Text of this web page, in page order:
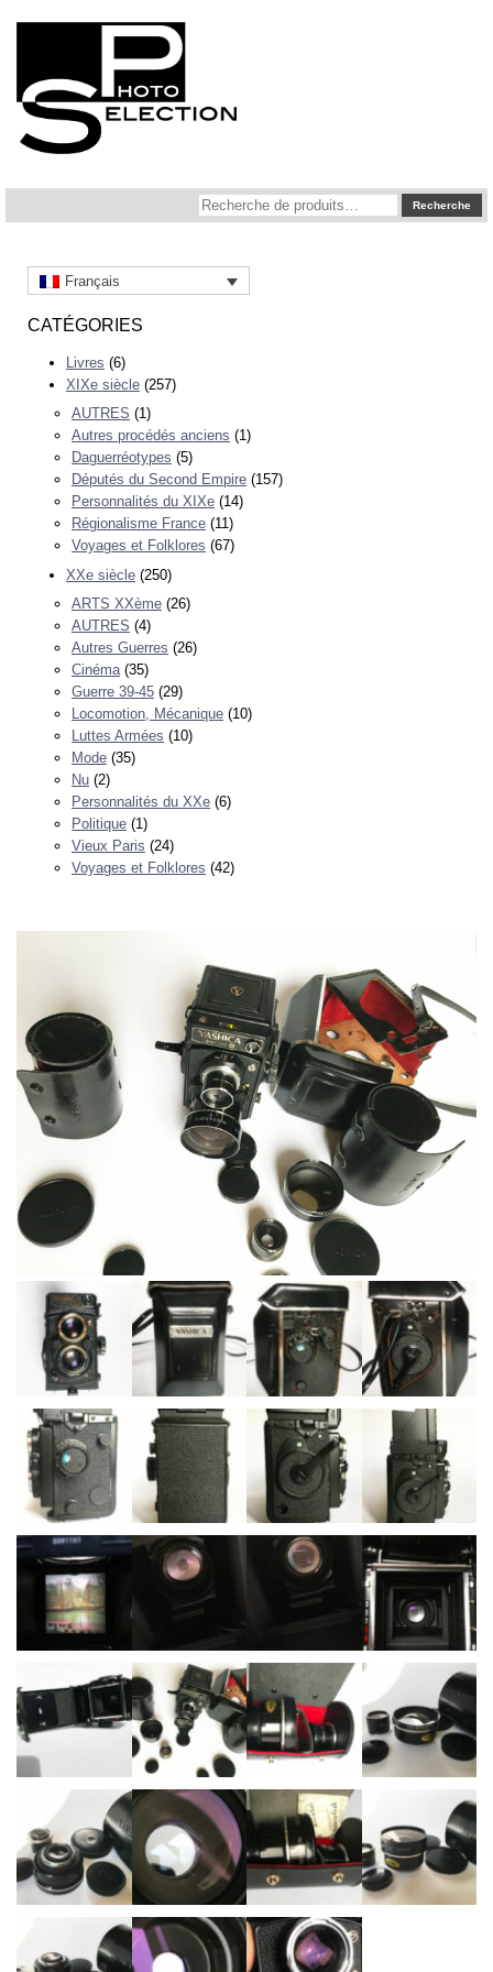
Recherche
pour :
Recherche
Français
CATÉGORIES
Livres (6)
XIXe siècle (257)
AUTRES (1)
Autres procédés anciens (1)
Daguerréotypes (5)
Députés du Second Empire (157)
Personnalités du XIXe (14)
Régionalisme France (11)
Voyages et Folklores (67)
XXe siècle (250)
ARTS XXème (26)
AUTRES (4)
Autres Guerres (26)
Cinéma (35)
Guerre 39-45 (29)
Locomotion, Mécanique (10)
Luttes Armées (10)
Mode (35)
Nu (2)
Personnalités du XXe (6)
Politique (1)
Vieux Paris (24)
Voyages et Folklores (42)